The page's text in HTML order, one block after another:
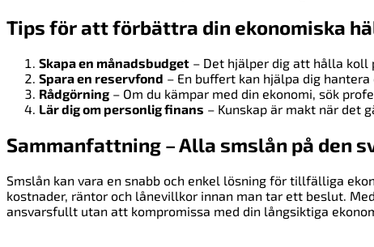
Tips för att förbättra din ekonomiska
Skapa en månadsbudget – Det hjälper dig att hålla koll
Spara en reservfond – En buffert kan hjälpa dig
Rådgörning – Om du kämpar med din ekonomi, sök
Lär dig om personlig finans – Kunskap är makt när det
Sammanfattning – Alla smslån på den
Smslån kan vara en snabb och enkel lösning för tillfälliga
kostnader, räntor och lånevillkor innan man tar ett beslut.
ansvarsfullt utan att kompromissa med din långsiktiga